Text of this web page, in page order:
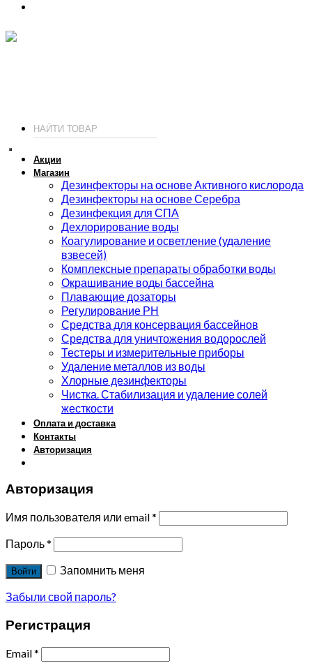
Акции
Магазин
Дезинфекторы на основе Активного кислорода
Дезинфекторы на основе Серебра
Дезинфекция для СПА
Дехлорирование воды
Коагулирование и осветление (удаление
взвесей)
Комплексные препараты обработки воды
Окрашивание воды бассейна
Плавающие дозаторы
Регулирование РН
Средства для консервация бассейнов
Средства для уничтожения водорослей
Тестеры и измерительные приборы
Удаление металлов из воды
Хлорные дезинфекторы
Чистка. Стабилизация и удаление солей
жесткости
Оплата и доставка
Контакты
Авторизация
Авторизация
Имя пользователя или email*
Пароль*
Войти
Запомнить меня
Забыли свой пароль?
Регистрация
Email*